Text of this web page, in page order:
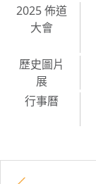
2025 佈道
大會
歷史圖片
展
行事曆